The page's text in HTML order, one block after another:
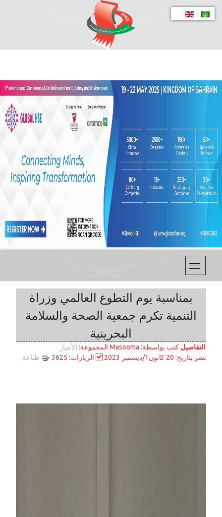
بمناسبة يوم التطوع العالمي وزراة
التنمية تكرم جمعية الصحة والسلامة
البحرينية
التفاصيل كتب بواسطة: Masooma المجموعة: الأخبار
نشر بتاريخ: 20 كانون1/ديسمبر 2023
الزيارات: 3625 طباعة